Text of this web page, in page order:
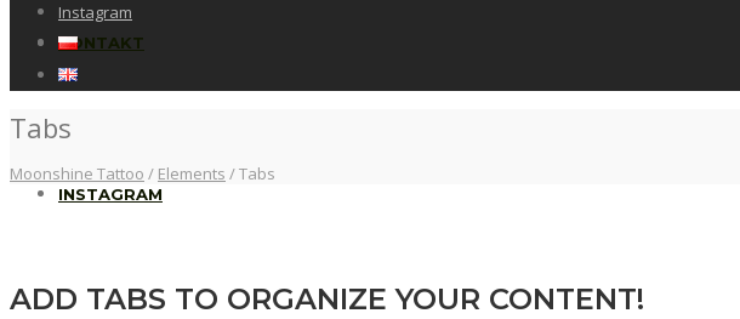
KONTAKT
INSTAGRAM
Instagram
Tabs
Moonshine Tattoo / Elements /Tabs
ADD TABS TO ORGANIZE YOUR CONTENT!